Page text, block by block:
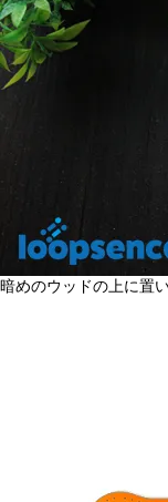
暗めのウッドの上に置